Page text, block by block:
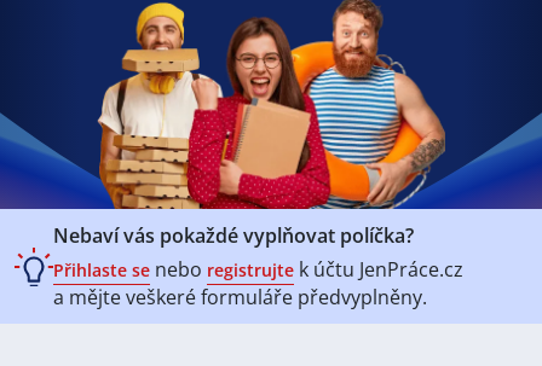
Nebaví vás pokaždé vyplňovat políčka?
Přihlaste se nebo registrujte k účtu JenPráce.cz
a mějte veškeréformuláře předvyplněny.